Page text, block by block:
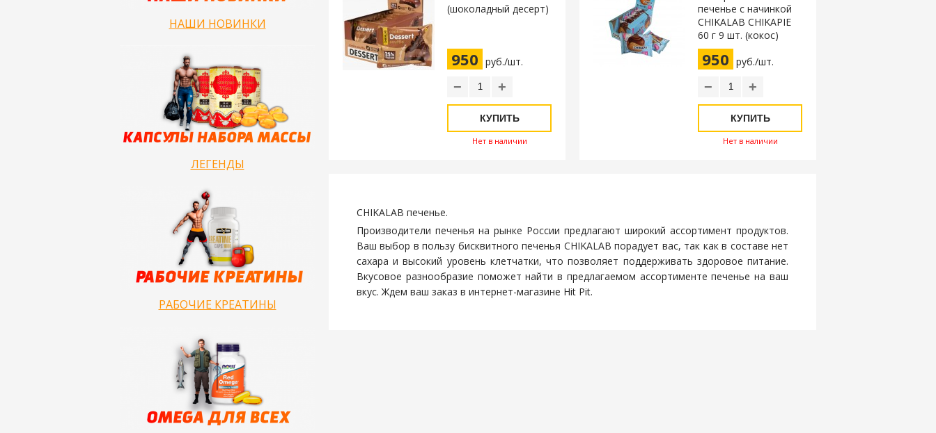
НАШИ НОВИНКИ
ЛЕГЕНДЫ
РАБОЧИЕ КРЕАТИНЫ
(шоколадный десерт)
950 руб./шт.
− +
КУПИТЬ
Нет в наличии
печенье с начинкой
CHIKALAB CHIKAPIE
60 г 9 шт. (кокос)
950 руб./шт.
− +
КУПИТЬ
Нет в наличии
CHIKALAB печенье.
Производители печенья на рынке России предлагают широкий ассортимент продуктов.
Ваш выбор в пользу бисквитного печенья CHIKALAB порадует вас, так как в составе нет
сахара и высокий уровень клетчатки, что позволяет поддерживать здоровое питание.
Вкусовое разнообразие поможет найти в предлагаемом ассортименте печенье на ваш
вкус. Ждем ваш заказ в интернет-магазине Hit Pit.